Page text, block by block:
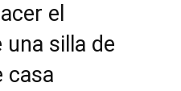
el
silla de
casa